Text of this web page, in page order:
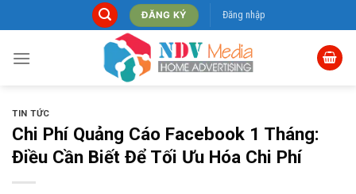
to
content
ĐĂNG KÝ Đăng nhập
TIN TỨC
Chi Phí Quảng Cáo Facebook 1 Tháng:
Điều Cần Biết Để Tối Ưu Hóa Chi Phí